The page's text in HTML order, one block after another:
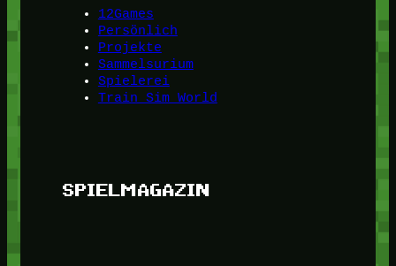
12Games
Persönlich
Projekte
Sammelsurium
Spielerei
Train Sim World
SPIELMAGAZIN